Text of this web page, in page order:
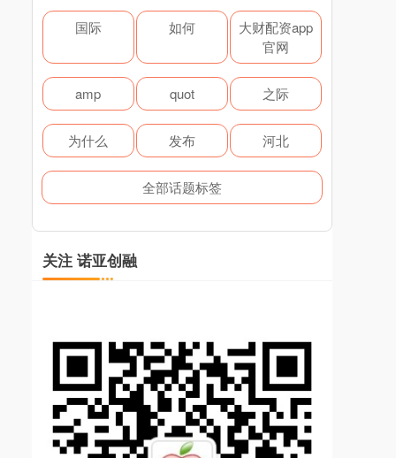
国际 如何
大财配资app
官网
amp quot 之际
为什么 发布 河北
全部话题标签
关注 诺亚创融